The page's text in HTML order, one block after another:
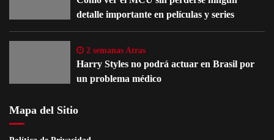
detalle importante en películas y series
2 semanas Atras
Harry Styles no podrá actuar en Brasil por
un problema médico
Mapa del Sitio